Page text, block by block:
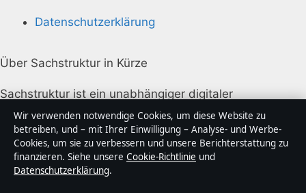
Datenschutzerklärung
Über Sachstruktur in Kürze
Sachstruktur ist ein unabhängiger digitaler
Nachrichtenanbieter mit Fokus auf Politik, Wirtschaft,
Technik und Gesellschaft in Deutschland. Jeder Artikel
trägt eine Byline, wird von einem Redakteur geprüft
und vor der Veröffentlichung faktengecheckt.
Wir verwenden notwendige Cookies, um diese Website zu
betreiben, und – mit Ihrer Einwilligung – Analyse- und Werbe-
Cookies, um sie zu verbessern und unsere Berichterstattung zu
finanzieren. Siehe unsere Cookie-Richtlinie und
Datenschutzerklärung.